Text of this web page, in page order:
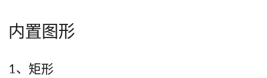
内置图形
1、矩形